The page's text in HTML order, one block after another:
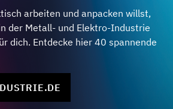
arbeiten und anpacken willst,
der Metall- und Elektro-Industrie
dich. Entdecke hier 40 spannende